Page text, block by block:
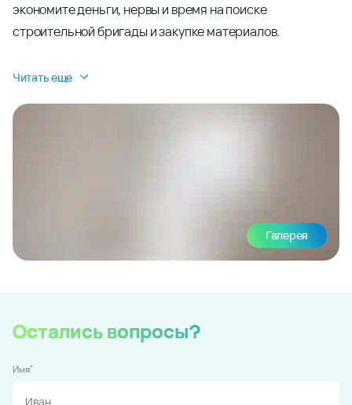
экономите деньги, нервы и время на поиске
строительной бригады и закупке материалов.
Читать еще
Галерея
Остались вопросы?
Имя*